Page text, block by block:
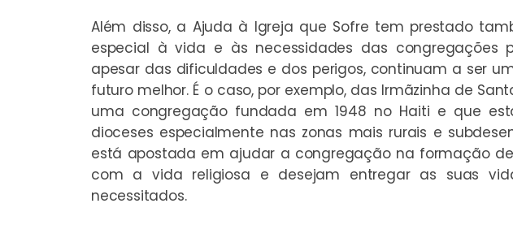
Além disso, a Ajuda à Igreja que Sofre tem prestado
especial à vida e às necessidades das congregações
apesar das dificuldades e dos perigos, continuam a ser
futuro melhor. É o caso, por exemplo, das Irmãzinha de
uma congregação fundada em 1948 no Haiti e que
dioceses especialmente nas zonas mais rurais e
está apostada em ajudar a congregação na formação de
com a vida religiosa e desejam entregar as suas
necessitados.